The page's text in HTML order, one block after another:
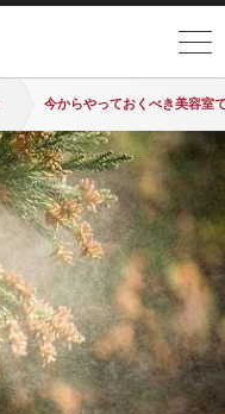
今からやっておくべき美容室